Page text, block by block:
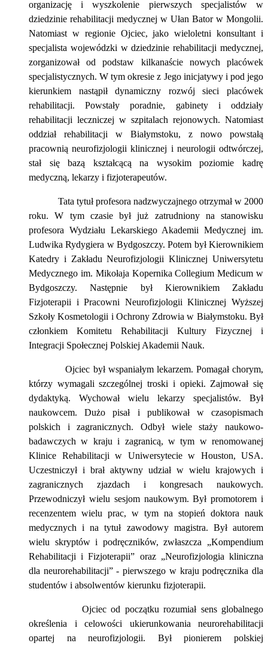
organizację i wyszkolenie pierwszych specjalistów w
dziedzinie rehabilitacji medycznej w Ułan Bator w Mongolii.
Natomiast w regionie Ojciec, jako wieloletni konsultant i
specjalista wojewódzki w dziedzinie rehabilitacji medycznej,
zorganizował od podstaw kilkanaście nowych placówek
specjalistycznych. W tym okresie z Jego inicjatywy i pod jego
kierunkiem nastąpił dynamiczny rozwój sieci placówek
rehabilitacji. Powstały poradnie, gabinety i oddziały
rehabilitacji leczniczej w szpitalach rejonowych. Natomiast
oddział rehabilitacji w Białymstoku, z nowo powstałą
pracownią neurofizjologii klinicznej i neurologii odtwórczej,
stał się bazą kształcącą na wysokim poziomie kadrę
medyczną, lekarzy i fizjoterapeutów.
Tata tytuł profesora nadzwyczajnego otrzymał w 2000
roku. W tym czasie był już zatrudniony na stanowisku
profesora Wydziału Lekarskiego Akademii Medycznej im.
Ludwika Rydygiera w Bydgoszczy. Potem był Kierownikiem
Katedry i Zakładu Neurofizjologii Klinicznej Uniwersytetu
Medycznego im. Mikołaja Kopernika Collegium Medicum w
Bydgoszczy. Następnie był Kierownikiem Zakładu
Fizjoterapii i Pracowni Neurofizjologii Klinicznej Wyższej
Szkoły Kosmetologii i Ochrony Zdrowia w Białymstoku. Był
członkiem Komitetu Rehabilitacji Kultury Fizycznej i
Integracji Społecznej Polskiej Akademii Nauk.
Ojciec był wspaniałym lekarzem. Pomagał chorym,
którzy wymagali szczególnej troski i opieki. Zajmował się
dydaktyką. Wychował wielu lekarzy specjalistów. Był
naukowcem. Dużo pisał i publikował w czasopismach
polskich i zagranicznych. Odbył wiele staży naukowo-
badawczych w kraju i zagranicą, w tym w renomowanej
Klinice Rehabilitacji w Uniwersytecie w Houston, USA.
Uczestniczył i brał aktywny udział w wielu krajowych i
zagranicznych zjazdach i kongresach naukowych.
Przewodniczył wielu sesjom naukowym. Był promotorem i
recenzentem wielu prac, w tym na stopień doktora nauk
medycznych i na tytuł zawodowy magistra. Był autorem
wielu skryptów i podręczników, zwłaszcza „Kompendium
Rehabilitacji i Fizjoterapii” oraz „Neurofizjologia kliniczna
dla neurorehabilitacji” - pierwszego w kraju podręcznika dla
studentów i absolwentów kierunku fizjoterapii.
Ojciec od początku rozumiał sens globalnego
określenia i celowości ukierunkowania neurorehabilitacji
opartej na neurofizjologii. Był pionierem polskiej